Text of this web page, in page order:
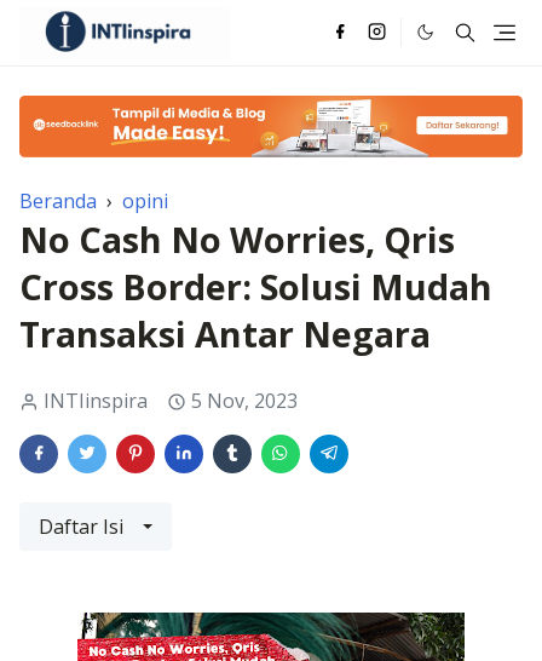
Beranda › opini
No Cash No Worries, Qris
Cross Border: Solusi Mudah
Transaksi Antar Negara
INTIinspira 5 Nov, 2023
Daftar Isi